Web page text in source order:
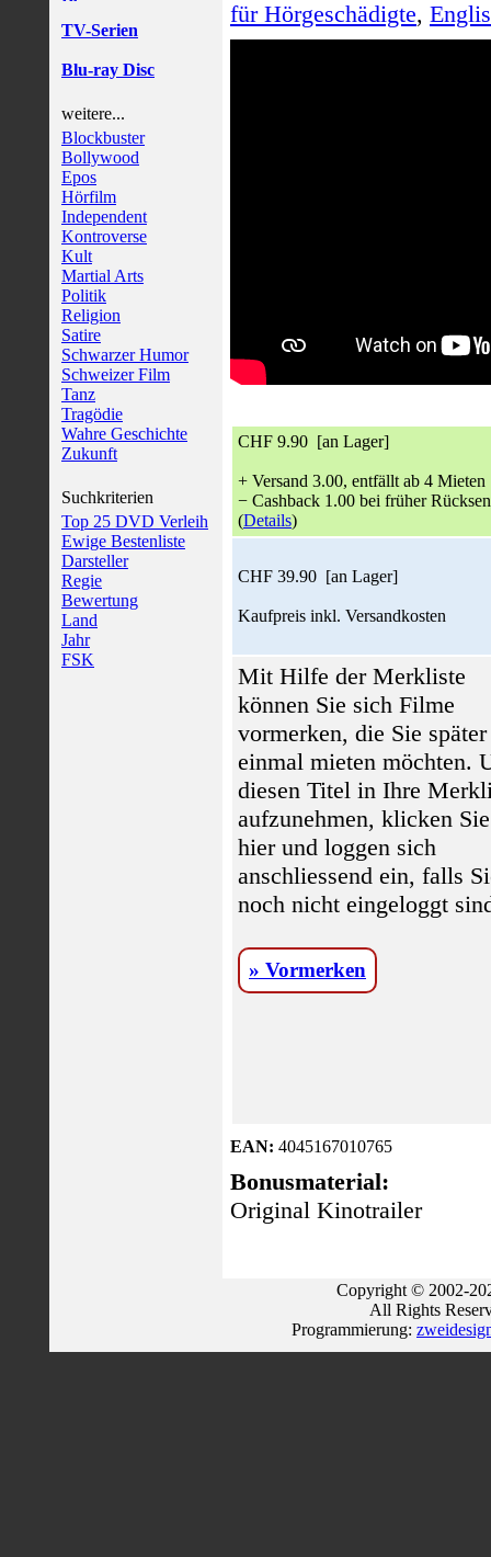
TV-Serien
Blu-ray Disc
weitere...
Blockbuster
Bollywood
Epos
Hörfilm
Independent
Kontroverse
Kult
Martial Arts
Politik
Religion
Satire
Schwarzer Humor
Schweizer Film
Tanz
Tragödie
Wahre Geschichte
Zukunft
Suchkriterien
Top 25 DVD Verleih
Ewige Bestenliste
Darsteller
Regie
Bewertung
Land
Jahr
FSK
für Hörgeschädigte,
CHF 9.90 [an Lager]
+ Versand 3.00, entfällt ab 4 Mieten
− Cashback 1.00 bei früher
(Details)
CHF 39.90 [an Lager]
Kaufpreis inkl. Versandkosten
Mit Hilfe der Merkliste
können Sie sich Filme
vormerken, die Sie später
einmal mieten möchten.
diesen Titel in Ihre
aufzunehmen, klicken Sie
hier und loggen sich
anschliessend ein, falls
noch nicht eingeloggt
» Vormerken
EAN: 4045167010765
Bonusmaterial:
Original Kinotrailer
Copyright © 2002-
All Rights
Programmierung: